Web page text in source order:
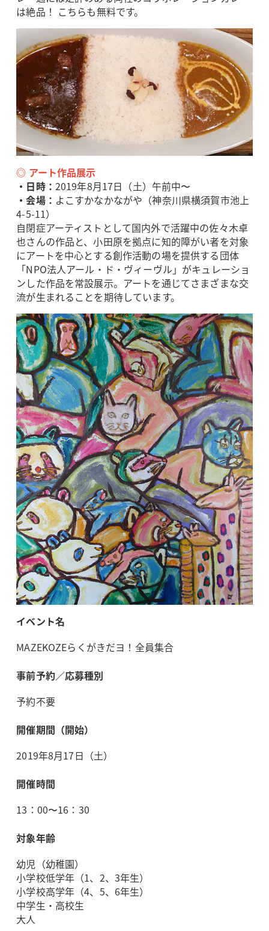
は絶品！ こちらも無料です。
◎ アート作品展示
・日時： 2019年8月17日（土）午前中〜
・会場： よこすかなかながや（神奈川県横須賀市池上
4-5-11）
自閉症アーティストとして国内外で活躍中の佐々木卓
也さんの作品と、小田原を拠点に知的障がい者を対象
にアートを中心とする創作活動の場を提供する団体
「NPO法人アール・ド・ヴィーヴル」がキュレーショ
ンした作品を常設展示。アートを通じてさまざまな交
流が生まれることを期待しています。
イベント名
MAZEKOZEらくがきだヨ！全員集合
事前予約／応募種別
予約不要
開催期間（開始）
2019年8月17日（土）
開催時間
13：00〜16：30
対象年齢
幼児（幼稚園）
小学校低学年（1、2、3年生）
小学校高学年（4、5、6年生）
中学生・高校生
大人